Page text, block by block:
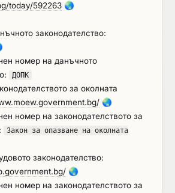
today/592263 🌏
законодателство:
номер на данъчното
ДОПК
за околната
🌏
номер на законодателството за
Закон за опазване на околната
законодателство:
🌏
номер на законодателството за